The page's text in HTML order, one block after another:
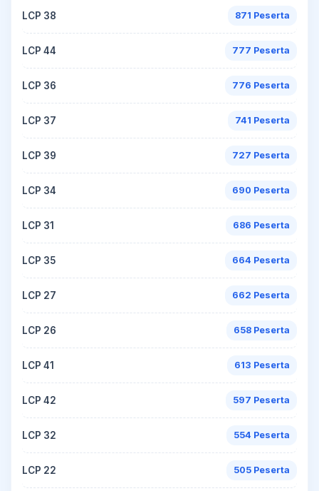
LCP 38 871 Peserta
LCP 44 777 Peserta
LCP 36 776 Peserta
LCP 37 741 Peserta
LCP 39 727 Peserta
LCP 34 690 Peserta
LCP 31 686 Peserta
LCP 35 664 Peserta
LCP 27 662 Peserta
LCP 26 658 Peserta
LCP 41 613 Peserta
LCP 42 597 Peserta
LCP 32 554 Peserta
LCP 22 505 Peserta